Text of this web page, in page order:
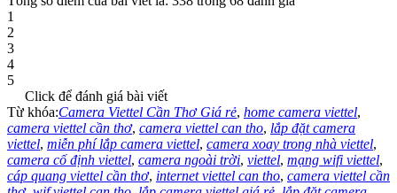
1
2
3
4
5
Click để đánh giá bài viết
Từ khóa:Camera Viettel Cần Thơ Giá rẻ, home camera viettel,
camera viettel cần thơ, camera viettel can tho, lắp đặt camera
viettel, miễn phí lắp camera viettel, camera xoay trong nhà viettel,
camera cố định viettel, camera ngoài trời, viettel, mạng wifi viettel,
cáp quang viettel cần thơ, internet viettel can tho, camera viettel cần